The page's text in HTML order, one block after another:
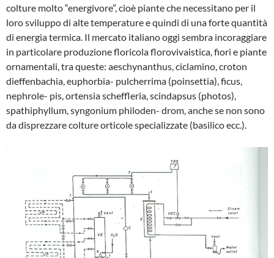
colture molto “energivore”, cioè piante che necessita­no per il
loro sviluppo di alte temperatu­re e quindi di una forte quantità
di ener­gia termica. Il mercato italiano oggi sem­bra incoraggiare
in particolare produzio­ne floricola florovivaistica, fiori e piante
or­namentali, tra queste: aeschynanthus, ci­clamino, croton
dieffenbachia, euphorbia- pulcherrima (poinsettia), ficus,
nephrole- pis, ortensia scheffleria, scindapsus (pho­tos),
spathiphyllum, syngonium philoden- drom, anche se non sono
da disprezza­re colture orticole specializzate (basilico ecc.).